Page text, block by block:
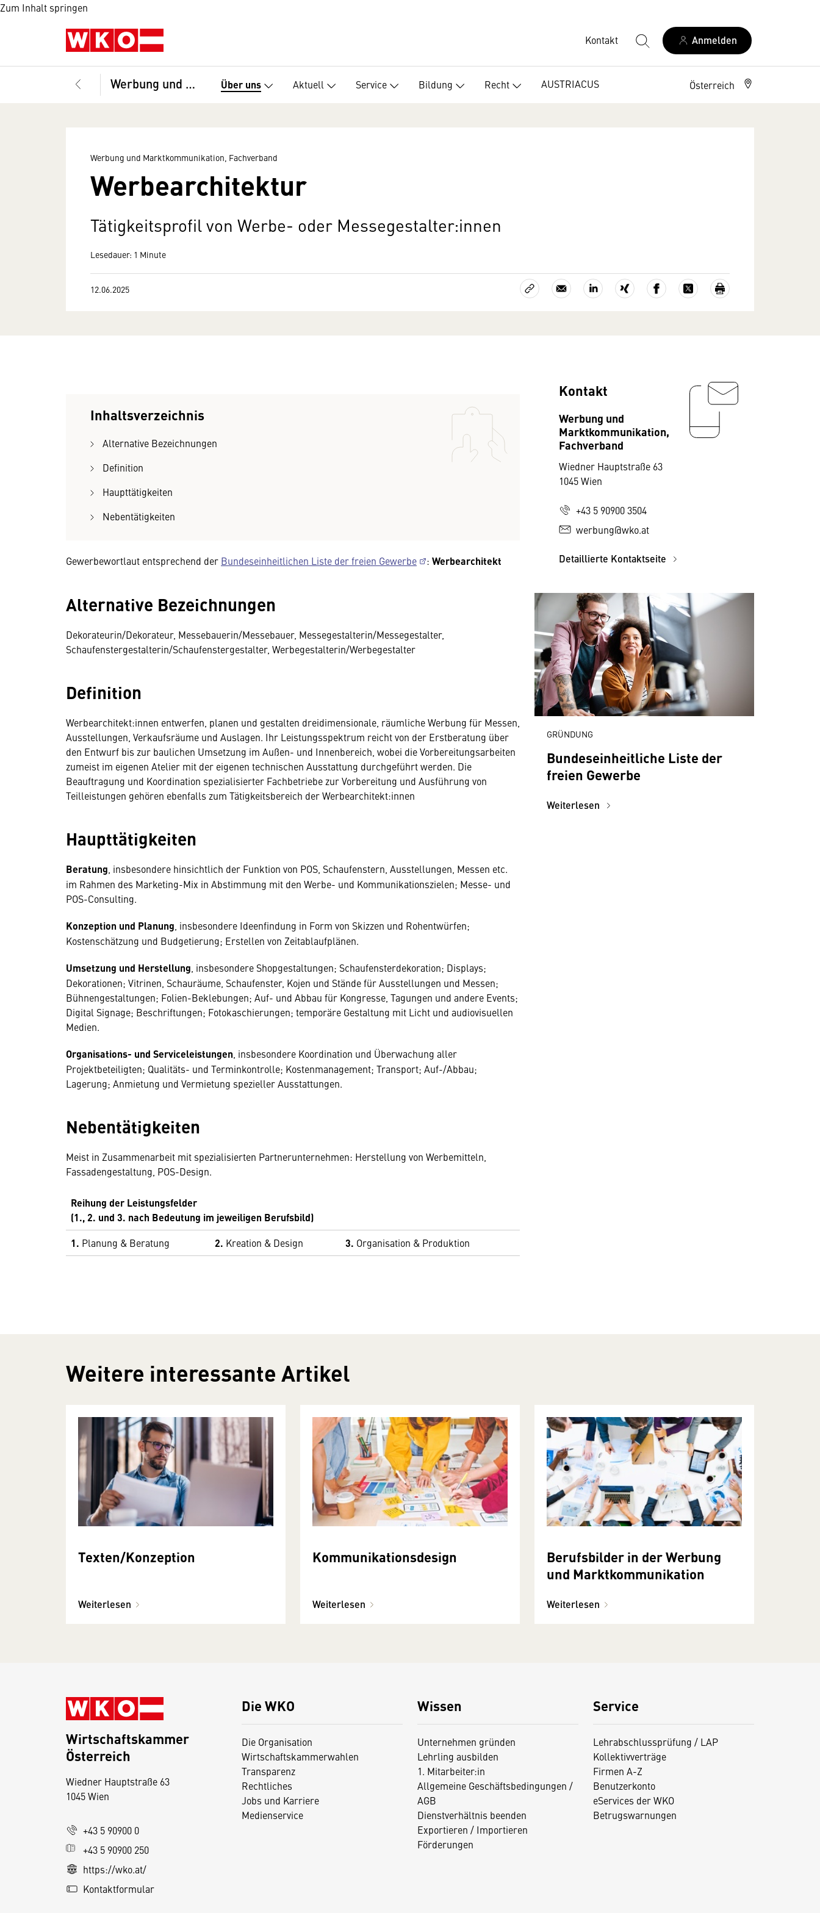
Zum Inhalt springen
Kontakt Anmelden
Werbung und Marktkommunikation, Fachverband Über uns Aktuell Service Bildung Recht AUSTRIACUS Österreich
Werbung und Marktkommunikation, Fachverband
Werbearchitektur
Tätigkeitsprofil von Werbe- oder Messegestalter:innen
Lesedauer: 1 Minute
12.06.2025
Inhaltsverzeichnis
Alternative Bezeichnungen
Definition
Haupttätigkeiten
Nebentätigkeiten
Gewerbewortlaut entsprechend der Bundeseinheitlichen Liste der freien Gewerbe : Werbearchitekt
Alternative Bezeichnungen
Dekorateurin/Dekorateur, Messebauerin/Messebauer, Messegestalterin/Messegestalter,
Schaufenstergestalterin/Schaufenstergestalter, Werbegestalterin/Werbegestalter
Definition
Werbearchitekt:innen entwerfen, planen und gestalten dreidimensionale, räumliche Werbung für Messen,
Ausstellungen, Verkaufsräume und Auslagen. Ihr Leistungsspektrum reicht von der Erstberatung über
den Entwurf bis zur baulichen Umsetzung im Außen- und Innenbereich, wobei die Vorbereitungsarbeiten
zumeist im eigenen Atelier mit der eigenen technischen Ausstattung durchgeführt werden. Die
Beauftragung und Koordination spezialisierter Fachbetriebe zur Vorbereitung und Ausführung von
Teilleistungen gehören ebenfalls zum Tätigkeitsbereich der Werbearchitekt:innen
Haupttätigkeiten
Beratung , insbesondere hinsichtlich der Funktion von POS, Schaufenstern, Ausstellungen, Messen etc.
im Rahmen des Marketing-Mix in Abstimmung mit den Werbe- und Kommunikationszielen; Messe- und
POS-Consulting.
Konzeption und Planung , insbesondere Ideenfindung in Form von Skizzen und Rohentwürfen;
Kostenschätzung und Budgetierung; Erstellen von Zeitablaufplänen.
Umsetzung und Herstellung , insbesondere Shopgestaltungen; Schaufensterdekoration; Displays;
Dekorationen; Vitrinen, Schauräume, Schaufenster, Kojen und Stände für Ausstellungen und Messen;
Bühnengestaltungen; Folien-Beklebungen; Auf- und Abbau für Kongresse, Tagungen und andere Events;
Digital Signage; Beschriftungen; Fotokaschierungen; temporäre Gestaltung mit Licht und audiovisuellen
Medien.
Organisations- und Serviceleistungen , insbesondere Koordination und Überwachung aller
Projektbeteiligten; Qualitäts- und Terminkontrolle; Kostenmanagement; Transport; Auf-/Abbau;
Lagerung; Anmietung und Vermietung spezieller Ausstattungen.
Nebentätigkeiten
Meist in Zusammenarbeit mit spezialisierten Partnerunternehmen: Herstellung von Werbemitteln,
Fassadengestaltung, POS-Design.
Reihung der Leistungsfelder
(1., 2. und 3. nach Bedeutung im jeweiligen Berufsbild)
1. Planung & Beratung 2. Kreation & Design 3. Organisation & Produktion
Kontakt
Werbung und
Marktkommunikation,
Fachverband
Wiedner Hauptstraße 63
1045 Wien
+43 5 90900 3504
werbung@wko.at
Detaillierte Kontaktseite
GRÜNDUNG
Bundes­einheitliche Liste der
freien Ge­werbe
Weiterlesen
Weitere interessante Artikel
Texten/Konzeption
Weiterlesen
Kommunikationsdesign
Weiterlesen
Berufsbilder in der Werbung
und Marktkommunikation
Weiterlesen
Die WKO
Die Organisation
Wirtschaftskammerwahlen
Transparenz
Rechtliches
Jobs und Karriere
Medienservice
Wissen
Unternehmen gründen
Lehrling ausbilden
1. Mitarbeiter:in
Allgemeine Geschäftsbedingungen /
AGB
Dienstverhältnis beenden
Exportieren / Importieren
Förderungen
Service
Lehrabschlussprüfung / LAP
Kollektivverträge
Firmen A-Z
Benutzerkonto
eServices der WKO
Betrugswarnungen
Wirtschaftskammer
Österreich
Wiedner Hauptstraße 63
1045 Wien
+43 5 90900 0
+43 5 90900 250
https://wko.at/
Kontaktformular